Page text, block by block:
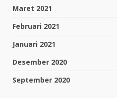
Maret 2021
Februari 2021
Januari 2021
Desember 2020
September 2020